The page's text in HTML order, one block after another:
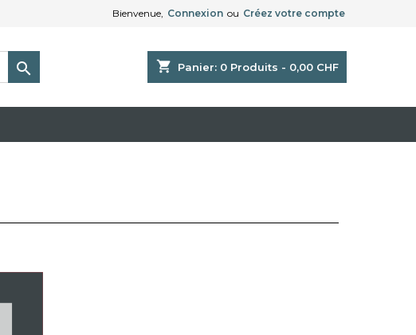
Bienvenue, Connexion ou Créez votre compte
shopping_cart Panier: 0 Produits - 0,00 CHF
